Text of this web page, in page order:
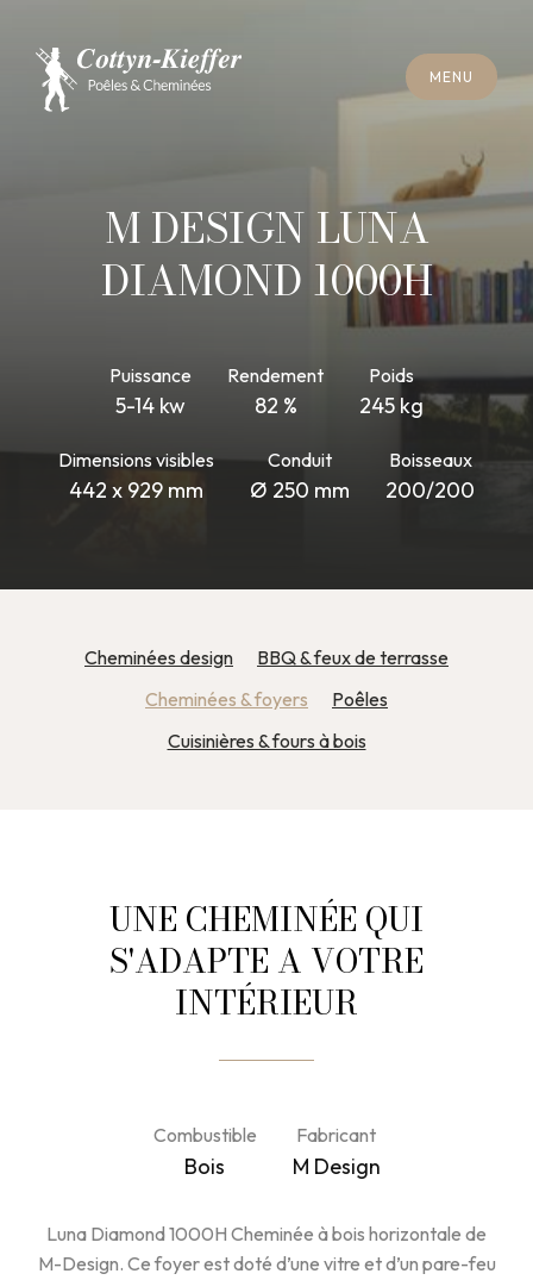
M EN U
MENU
F
R ME R
M DESIGN LUNA
DIAMOND 1000H
Puissance
5-14 kw
Rendement
82 %
Poids
245 kg
Dimensions visibles
442 x 929 mm
Conduit
Ø 250 mm
Boisseaux
200/200
Cheminées design
BBQ & feux de terrasse
Cheminées & foyers
Poêles
Cuisinières & fours à bois
UNE CHEMINÉE QUI
S'ADAPTE A VOTRE
INTÉRIEUR
Combustible
Bois
Fabricant
M Design
Luna Diamond 1000H Cheminée à bois horizontale de
M-Design. Ce foyer est doté d’une vitre et d’un pare-feu